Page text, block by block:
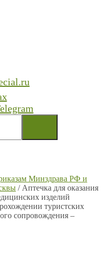
Минздрава РФ и
/ Аптечка для оказания
изделий
туристских
сопровождения –